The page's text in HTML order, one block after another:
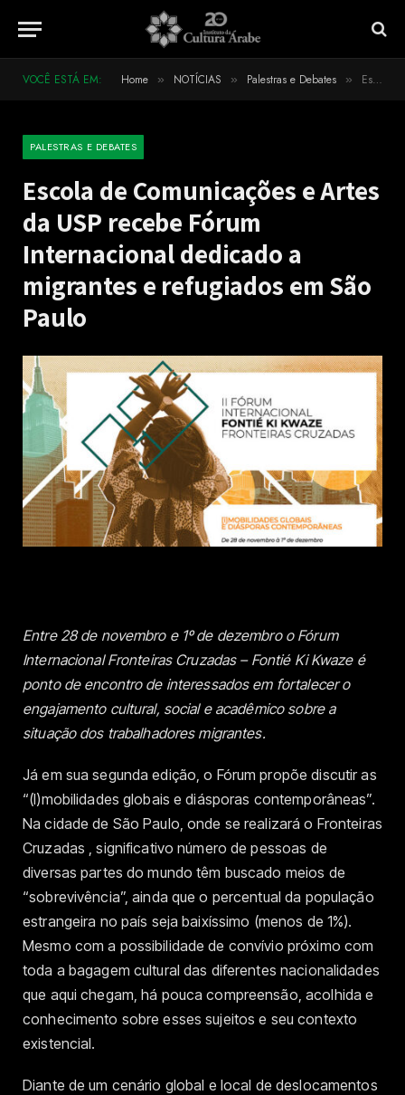
VOCÊ ESTÁ EM: Home » NOTÍCIAS » Palestras e Debates » Escola de Comunicações e Artes da USP recebe Fórum Internacional dedicado a migrantes e refugiados em São Paulo
PALESTRAS E DEBATES
Escola de Comunicações e Artes
da USP recebe Fórum
Internacional dedicado a
migrantes e refugiados em São
Paulo
Entre 28 de novembro e 1º de dezembro o Fórum
Internacional Fronteiras Cruzadas – Fontié Ki Kwaze é
ponto de encontro de interessados em fortalecer o
engajamento cultural, social e acadêmico sobre a
situação dos trabalhadores migrantes.
Já em sua segunda edição, o Fórum propõe discutir as
“(I)mobilidades globais e diásporas contemporâneas”.
Na cidade de São Paulo, onde se realizará o Fronteiras
Cruzadas , significativo número de pessoas de
diversas partes do mundo têm buscado meios de
“sobrevivência”, ainda que o percentual da população
estrangeira no país seja baixíssimo (menos de 1%).
Mesmo com a possibilidade de convívio próximo com
toda a bagagem cultural das diferentes nacionalidades
que aqui chegam, há pouca compreensão, acolhida e
conhecimento sobre esses sujeitos e seu contexto
existencial.
Diante de um cenário global e local de deslocamentos